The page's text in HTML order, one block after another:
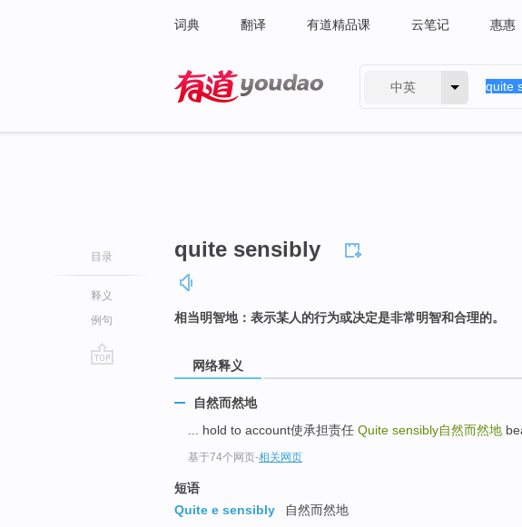
词典 翻译 有道精品课 云笔记 惠惠
中英
目录
释义
例句
quite sensibly
相当明智地：表示某人的行为或决定是非常明智和合理的。
网络释义
自然而然地
... hold to account使承担责任 Quite sensibly自然而然地
基于74个网页-相关网页
短语
Quite e sensibly
自然而然地